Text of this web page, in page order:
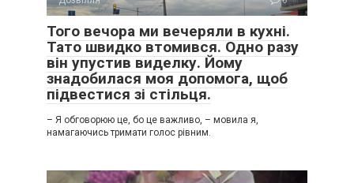
Того вечора ми вечеряли в кухні.
Тато швидко втомився. Одно разу
він упустив виделку. Йому
знадобилася моя допомога, щоб
підвестися зі стільця.
– Я обговорюю це, бо це важливо, – мовила я,
намагаючись тримати голос рівним.